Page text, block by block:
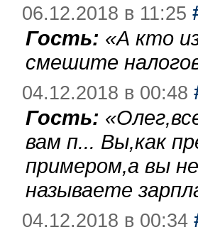
06.12.2018 в 11:25
Гость: «А кто
смешите
04.12.2018 в 00:48
Гость: «
вам п... Вы,как
примером,а вы
называете
04.12.2018 в 00:34